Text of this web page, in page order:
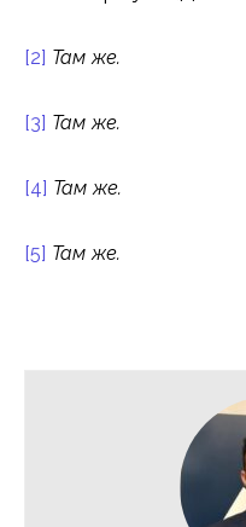
[2] Там же.
[3] Там же.
[4] Там же.
[5] Там же.